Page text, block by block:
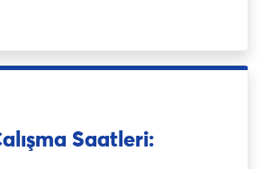
Saatleri: